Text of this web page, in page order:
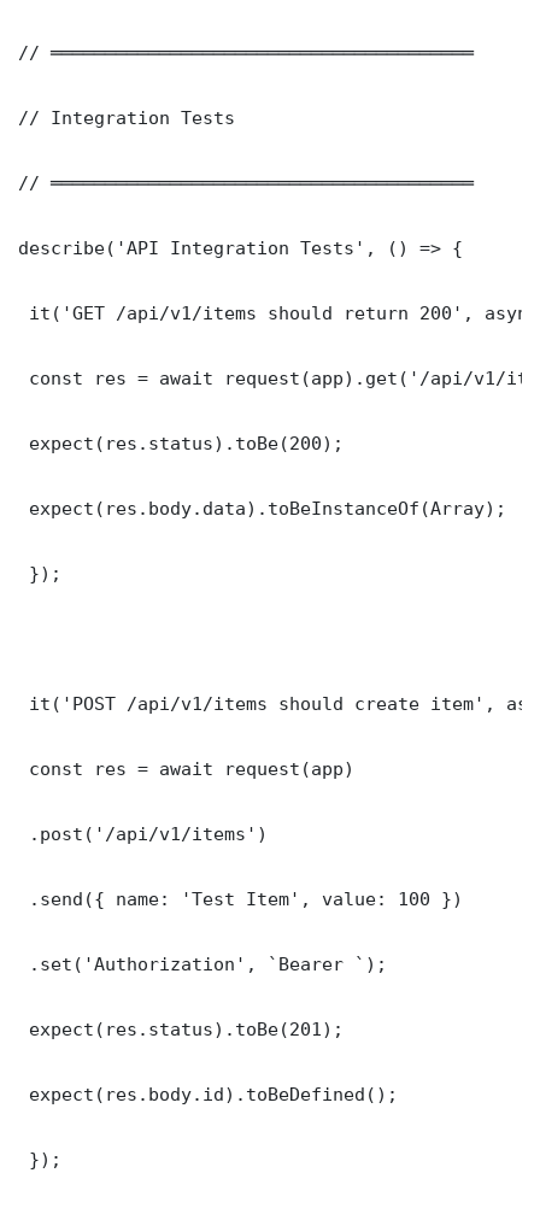
// ═══════════════════════════════════════
// Integration Tests
// ═══════════════════════════════════════
describe('API Integration Tests', () => {
it('GET /api/v1/items should return 200',
const res = await request(app).get('/api/v1/
expect(res.status).toBe(200);
expect(res.body.data).toBeInstanceOf(Array);
});
it('POST /api/v1/items should create item',
const res = await request(app)
.post('/api/v1/items')
.send({ name: 'Test Item', value: 100 })
.set('Authorization', `Bearer `);
expect(res.status).toBe(201);
expect(res.body.id).toBeDefined();
});